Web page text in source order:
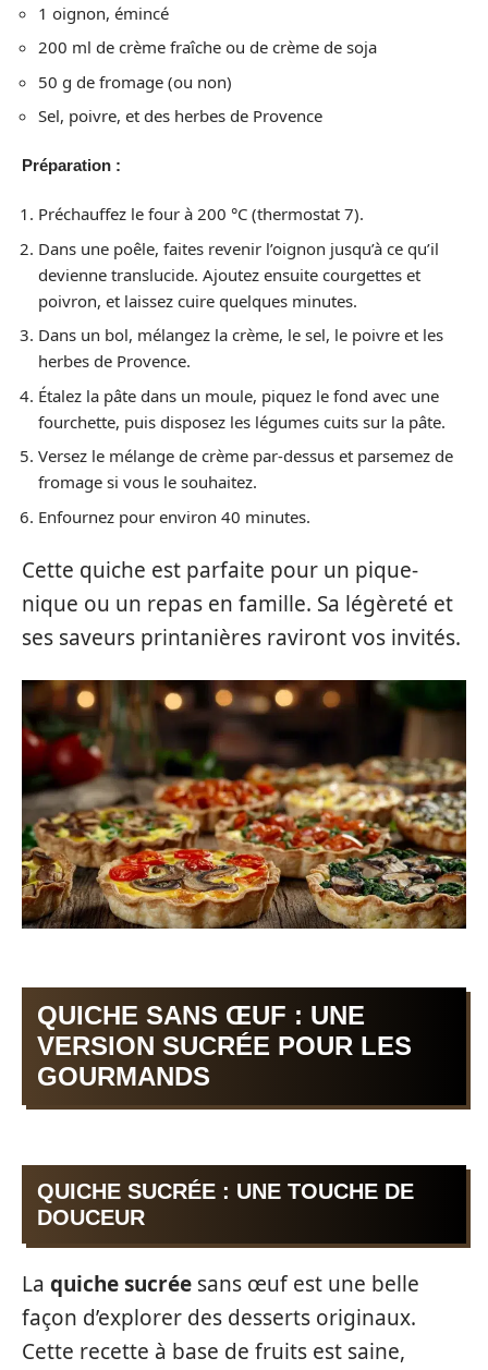
1 oignon, émincé
200 ml de crème fraîche ou de crème de soja
50 g de fromage (ou non)
Sel, poivre, et des herbes de Provence
Préparation :
Préchauffez le four à 200 °C (thermostat 7).
Dans une poêle, faites revenir l’oignon jusqu’à ce qu’il
devienne translucide. Ajoutez ensuite courgettes et
poivron, et laissez cuire quelques minutes.
Dans un bol, mélangez la crème, le sel, le poivre et les
herbes de Provence.
Étalez la pâte dans un moule, piquez le fond avec une
fourchette, puis disposez les légumes cuits sur la pâte.
Versez le mélange de crème par-dessus et parsemez de
fromage si vous le souhaitez.
Enfournez pour environ 40 minutes.
Cette quiche est parfaite pour un pique-
nique ou un repas en famille. Sa légèreté et
ses saveurs printanières raviront vos invités.
QUICHE SANS ŒUF : UNE
VERSION SUCRÉE POUR LES
GOURMANDS
QUICHE SUCRÉE : UNE TOUCHE DE
DOUCEUR
La quiche sucrée sans œuf est une belle
façon d’explorer des desserts originaux.
Cette recette à base de fruits est saine,